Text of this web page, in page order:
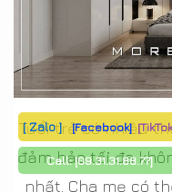
Tuổi trẻ có nhiều
đảm bảo tối đa
nhất. Cha mẹ có
[ Zalo ] [Facebook]
Call:[09.31.31.88.77]